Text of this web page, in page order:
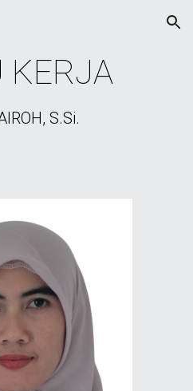
Skip to navigation
KERJA
S.Si.